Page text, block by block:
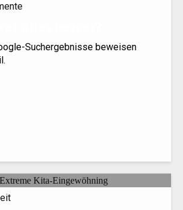
Suchergebnisse beweisen